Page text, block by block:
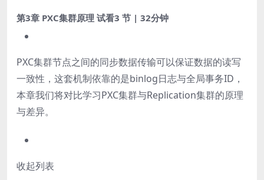
第3章 PXC集群原理 试看3 节 | 32分钟
PXC集群节点之间的同步数据传输可以保证数据的读写
一致性，这套机制依靠的是binlog日志与全局事务ID，
本章我们将对比学习PXC集群与Replication集群的原理
与差异。
收起列表